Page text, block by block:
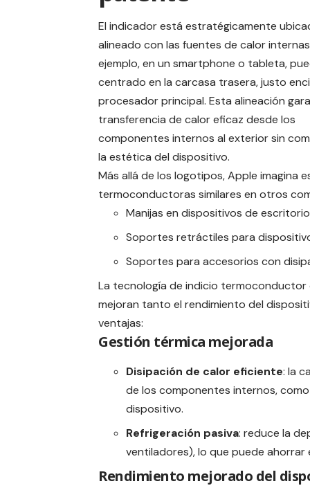
El indicador está estratégicamente
alineado con las fuentes de calor
ejemplo, en un smartphone o tableta,
centrado en la carcasa trasera, justo
procesador principal. Esta alineación
transferencia de calor eficaz desde los
componentes internos al exterior sin
la estética del dispositivo.
Más allá de los logotipos, Apple imagina
termoconductoras similares en otros
Manijas en dispositivos de escritorio
Soportes retráctiles para
Soportes para accesorios con
La tecnología de indicio
mejoran tanto el rendimiento del
ventajas:
Gestión térmica mejorada
Disipación de calor eficiente: la
de los componentes internos,
dispositivo.
Refrigeración pasiva: reduce la
ventiladores), lo que puede
Rendimiento mejorado del